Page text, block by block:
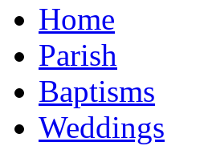
Home
Parish
Baptisms
Weddings